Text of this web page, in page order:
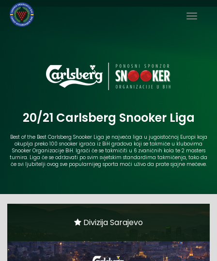
20/21 Carlsberg Snooker Liga
Best of the Best Carlsberg Snooker Liga je najveća liga u jugoistočnoj Europi koja
okuplja preko 100 snooker igrača iz BiH gradova koji se takmiče u klubovima
Snooker Organizacije BiH. Igrači će se takmičiti u 6 zvaničnih kola te 2 masters
turnira. Liga će se održavati po svim svjetskim standardima takmičenja, tako da
će svi ljubitelji ovog sve popularnijeg sporta moći uživo da prate sjajne mečeve.
Divizija Sarajevo